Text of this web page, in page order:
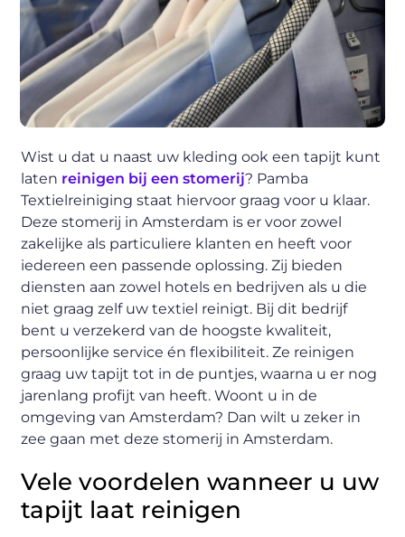
Wist u dat u naast uw kleding ook een tapijt kunt
laten reinigen bij een stomerij? Pamba
Textielreiniging staat hiervoor graag voor u klaar.
Deze stomerij in Amsterdam is er voor zowel
zakelijke als particuliere klanten en heeft voor
iedereen een passende oplossing. Zij bieden
diensten aan zowel hotels en bedrijven als u die
niet graag zelf uw textiel reinigt. Bij dit bedrijf
bent u verzekerd van de hoogste kwaliteit,
persoonlijke service én flexibiliteit. Ze reinigen
graag uw tapijt tot in de puntjes, waarna u er nog
jarenlang profijt van heeft. Woont u in de
omgeving van Amsterdam? Dan wilt u zeker in
zee gaan met deze stomerij in Amsterdam.
Vele voordelen wanneer u uw
tapijt laat reinigen